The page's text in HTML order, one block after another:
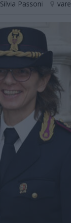
Silvia Passoni